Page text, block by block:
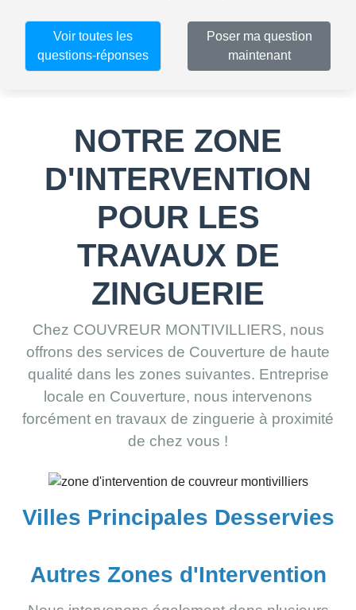
Voir toutes les
questions-réponses
Poser ma question
maintenant
NOTRE ZONE
D'INTERVENTION
POUR LES
TRAVAUX DE
ZINGUERIE
Chez COUVREUR MONTIVILLIERS, nous
offrons des services de Couverture de haute
qualité dans les zones suivantes. Entreprise
locale en Couverture, nous intervenons
forcément en travaux de zinguerie à proximité
de chez vous !
Villes Principales Desservies
Autres Zones d'Intervention